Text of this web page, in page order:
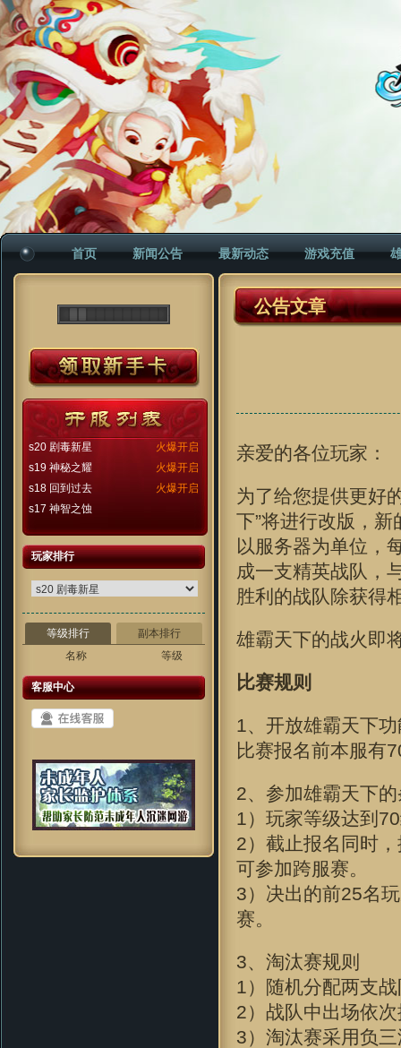
首页 新闻公告 最新动态 游戏充值
火爆开启
s20 剧毒新星
火爆开启
s19 神秘之耀
火爆开启
s18 回到过去
s17 神智之蚀
玩家排行
等级排行
副本排行
名称
等级
客服中心
公告文章
亲爱的各位玩家：
为了给您提供更好
下”将进行改版，
以服务器为单位，
成一支精英战队，
胜利的战队除获得
雄霸天下的战火即
比赛规则
1、开放雄霸天下
比赛报名前本服有
2、参加雄霸天下
1）玩家等级达到
2）截止报名同时
可参加跨服赛。
3）决出的前25名
赛。
3、淘汰赛规则
1）随机分配两支
2）战队中出场依
3）淘汰赛采用负